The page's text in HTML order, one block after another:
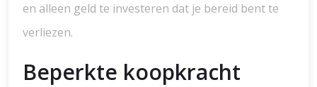
en alleen geld te investeren dat je bereid bent te
verliezen.
Beperkte koopkracht